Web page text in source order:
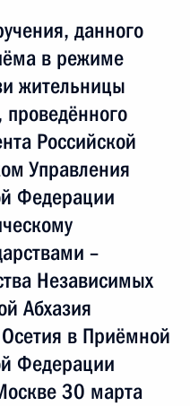
данного
в режиме
жительницы
Российской
Управления
Федерации
–
Независимых
Абхазия
в Приёмной
Федерации
30 марта